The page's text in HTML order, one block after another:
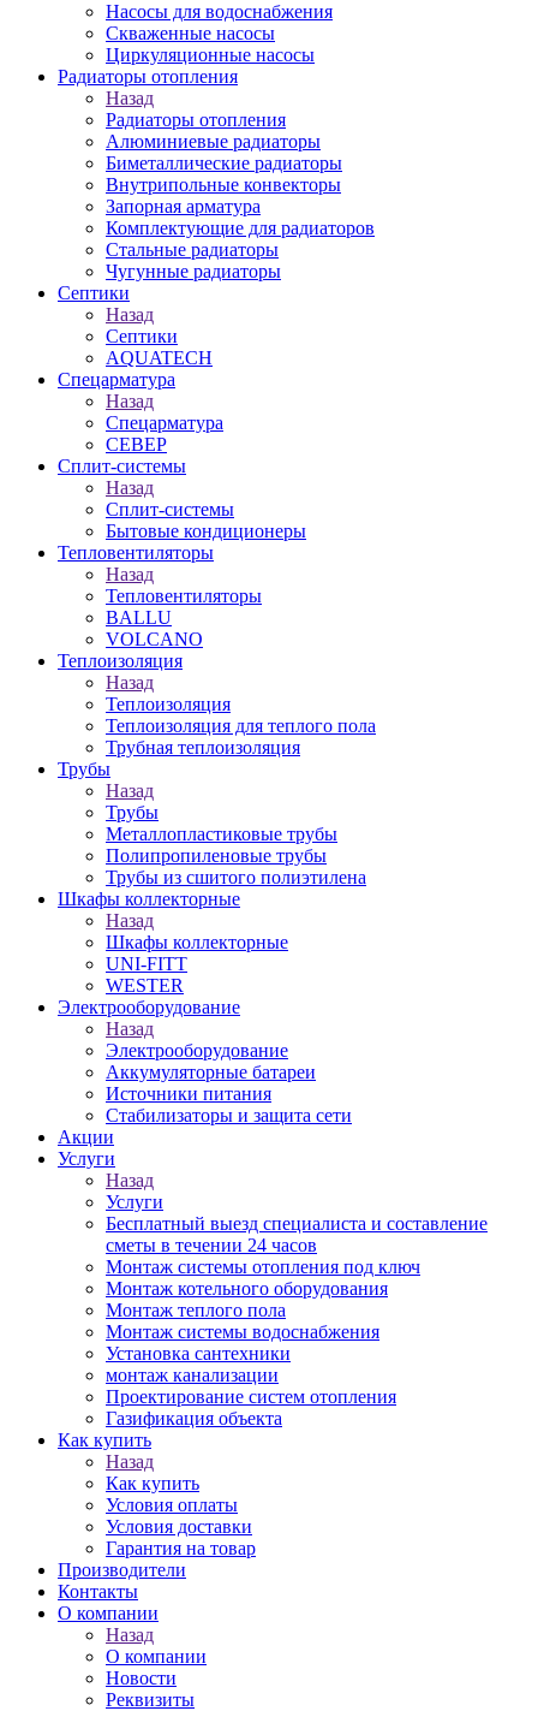
Насосы для водоснабжения
Скваженные насосы
Циркуляционные насосы
Радиаторы отопления
Назад
Радиаторы отопления
Алюминиевые радиаторы
Биметаллические радиаторы
Внутрипольные конвекторы
Запорная арматура
Комплектующие для радиаторов
Стальные радиаторы
Чугунные радиаторы
Септики
Назад
Септики
AQUATECH
Спецарматура
Назад
Спецарматура
СЕВЕР
Сплит-системы
Назад
Сплит-системы
Бытовые кондиционеры
Тепловентиляторы
Назад
Тепловентиляторы
BALLU
VOLCANO
Теплоизоляция
Назад
Теплоизоляция
Теплоизоляция для теплого пола
Трубная теплоизоляция
Трубы
Назад
Трубы
Металлопластиковые трубы
Полипропиленовые трубы
Трубы из сшитого полиэтилена
Шкафы коллекторные
Назад
Шкафы коллекторные
UNI-FITT
WESTER
Электрооборудование
Назад
Электрооборудование
Аккумуляторные батареи
Источники питания
Стабилизаторы и защита сети
Акции
Услуги
Назад
Услуги
Бесплатный выезд специалиста и составление
сметы в течении 24 часов
Монтаж системы отопления под ключ
Монтаж котельного оборудования
Монтаж теплого пола
Монтаж системы водоснабжения
Установка сантехники
монтаж канализации
Проектирование систем отопления
Газификация объекта
Как купить
Назад
Как купить
Условия оплаты
Условия доставки
Гарантия на товар
Производители
Контакты
О компании
Назад
О компании
Новости
Реквизиты